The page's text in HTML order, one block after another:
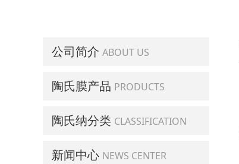
公司简介 ABOUT US
陶氏膜产品 PRODUCTS
陶氏纳分类 CLASSIFICATION
新闻中心 NEWS CENTER